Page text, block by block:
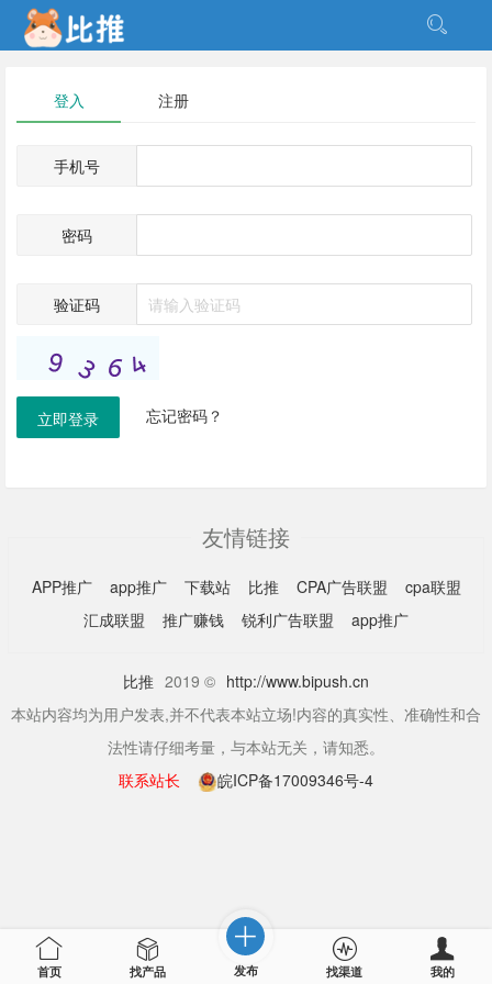
登入 注册
手机号
密码
验证码
立即登录 忘记密码？
友情链接
APP推广 app推广 下载站 比推 CPA广告联盟
cpa联盟
汇成联盟
推广赚钱 锐利广告联盟 app推广
比推 2019 © http://www.bipush.cn
本站内容均为用户发表,并不代表本站立场!内容的真实性、准确性和合
法性请仔细考量，与本站无关，请知悉。
联系站长
皖ICP备17009346号-4
首页 找产品 发布 找渠道 我的